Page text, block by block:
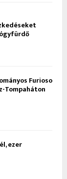
Furioso
Tompaháton
ezer